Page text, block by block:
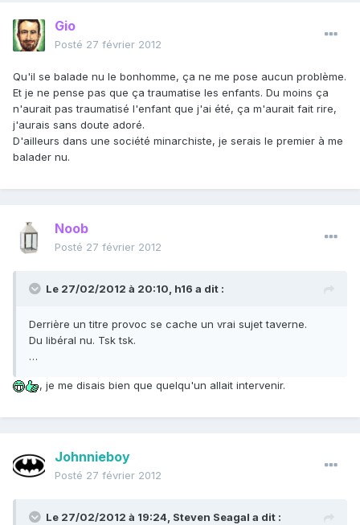
Gio
Posté 27 février 2012
Qu'il se balade nu le bonhomme, ça ne me pose aucun problème.
Et je ne pense pas que ça traumatise les enfants. Du moins ça
n'aurait pas traumatisé l'enfant que j'ai été, ça m'aurait fait rire,
j'aurais sans doute adoré.
D'ailleurs dans une société minarchiste, je serais le premier à me
balader nu.
Noob
Posté 27 février 2012
Le 27/02/2012 à 20:10, h16 a dit :
Derrière un titre provoc se cache un vrai sujet taverne.
Du libéral nu. Tsk tsk.
…
, je me disais bien que quelqu'un allait intervenir.
Johnnieboy
Posté 27 février 2012
Le 27/02/2012 à 19:24, Steven Seagal a dit :